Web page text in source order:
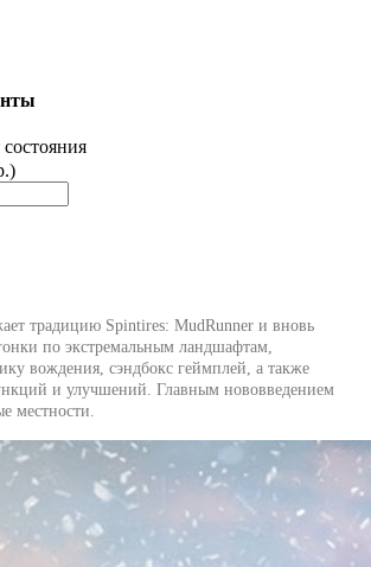
традицию Spintires: MudRunner и вновь
по экстремальным ландшафтам,
вождения, сэндбокс геймплей, а также
и улучшений. Главным нововведением
местности.